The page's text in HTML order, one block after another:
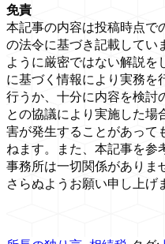
免責
本記事の内容は投稿時点で
の法令に基づき記載してい
ように厳密ではない解説を
に基づく情報により実務を
行うか、十分に内容を検討
との協議により実施した場
害が発生することがあって
ねます。また、本記事を参
事務所は一切関係がありま
さらぬようお願い申し上げ